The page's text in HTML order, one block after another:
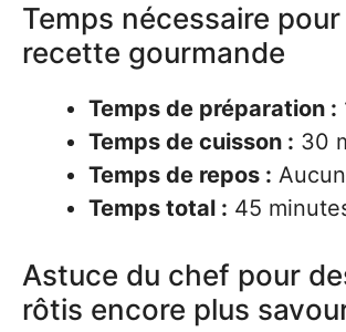
Temps nécessaire
recette gourmande
Temps de préparation :
Temps de cuisson : 30
Temps de repos : Aucun
Temps total : 45
Astuce du chef pour
rôtis encore plus